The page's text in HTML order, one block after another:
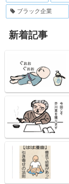
ブラック企業
新着記事